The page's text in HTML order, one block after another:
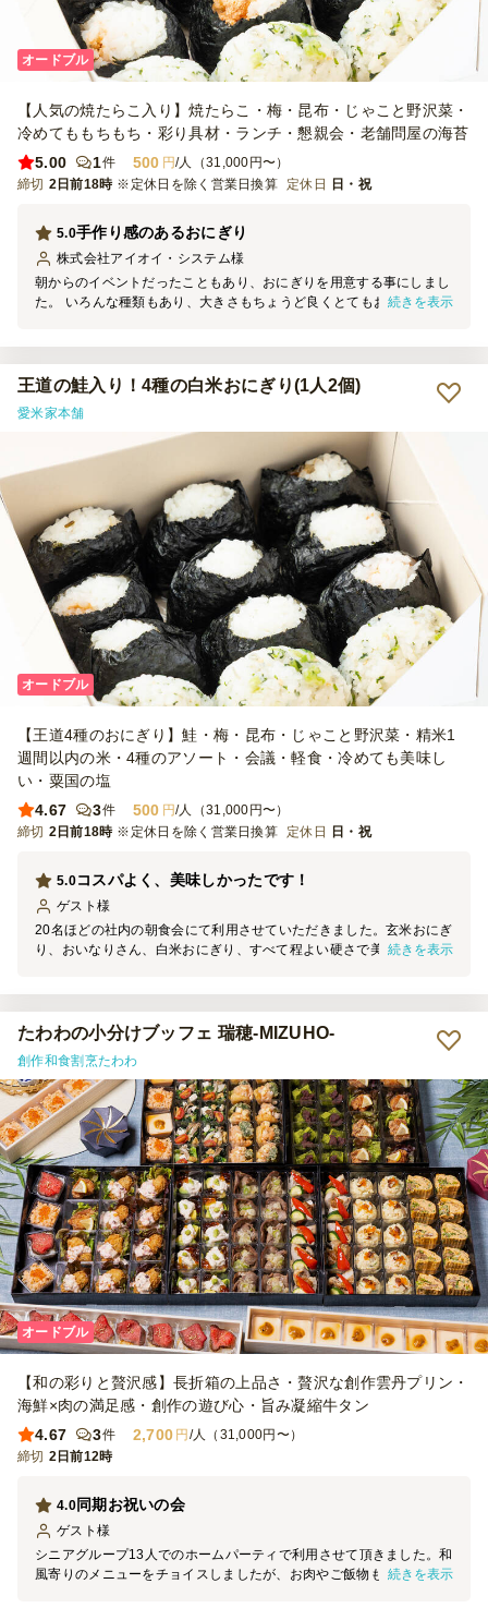
オードブル
【人気の焼たらこ入り】焼たらこ・梅・昆布・じゃこと野沢菜・
冷めてももちもち・彩り具材・ランチ・懇親会・老舗問屋の海苔
5.00
1件 500 円/人（31,000円〜）
締切 2日前18時 ※定休日を除く営業日換算 定休日 日・祝
手作り感のあるおにぎり
5.0
株式会社アイオイ・システム様
朝からのイベントだったこともあり、おにぎりを用意する事にしまし
た。 いろんな種類もあり、大きさもちょうど良くとてもおいしかっ
続きを表示
王道の鮭入り！4種の白米おにぎり(1人2個)
愛米家本舗
オードブル
【王道4種のおにぎり】鮭・梅・昆布・じゃこと野沢菜・精米1
週間以内の米・4種のアソート・会議・軽食・冷めても美味し
い・粟国の塩
4.67
3件 500 円/人（31,000円〜）
締切 2日前18時 ※定休日を除く営業日換算 定休日 日・祝
コスパよく、美味しかったです！
5.0
ゲスト 様
20名ほどの社内の朝食会にて利用させていただきました。玄米おにぎ
り、おいなりさん、白米おにぎり、すべて程よい硬さで美味しく、参
し、提供しました。
続きを表示
たわわの小分けブッフェ 瑞穂-MIZUHO-
創作和食割烹たわわ
オードブル
【和の彩りと贅沢感】長折箱の上品さ・贅沢な創作雲丹プリン・
海鮮×肉の満足感・創作の遊び心・旨み凝縮牛タン
4.67
3件 2,700 円 /人（31,000円〜）
締切 2日前12時
同期お祝いの会
4.0
ゲスト 様
シニアグループ13人でのホームパーティで利用させて頂きました。和
風寄りのメニューをチョイスしましたが、お肉やご飯物もしっかりあ
続きを表示